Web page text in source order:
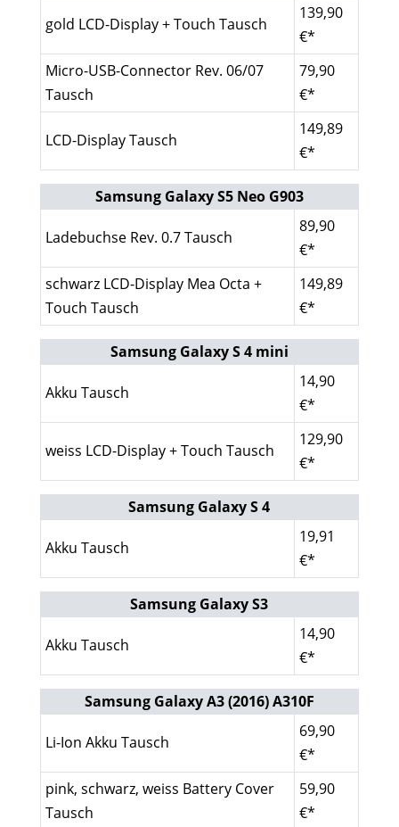
gold LCD-Display + Touch Tausch
139,90
€*
Micro-USB-Connector Rev. 06/07
Tausch
79,90
€*
LCD-Display Tausch
149,89
€*
Samsung Galaxy S5 Neo G903
Ladebuchse Rev. 0.7 Tausch
89,90
€*
schwarz LCD-Display Mea Octa +
Touch Tausch
149,89
€*
Samsung Galaxy S 4 mini
Akku Tausch
14,90
€*
weiss LCD-Display + Touch Tausch
129,90
€*
Samsung Galaxy S 4
Akku Tausch
19,91
€*
Samsung Galaxy S3
Akku Tausch
14,90
€*
Samsung Galaxy A3 (2016) A310F
Li-Ion Akku Tausch
69,90
€*
pink, schwarz, weiss Battery Cover
Tausch
59,90
€*